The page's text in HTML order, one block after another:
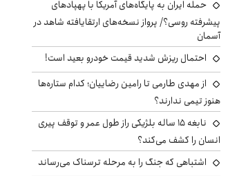
حمله ایران به پایگاه‌های آمریکا با پهپادهای
پیشرفته روسی؟/ پرواز نسخه‌های ارتقایافته شاهد در
آسمان
احتمال ریزش شدید قیمت خودرو بعید است!
از مهدی طارمی تا رامین رضاییان؛ کدام ستاره‌ها
هنوز تیمی ندارند؟
نابغه ۱۵ ساله بلژیکی راز طول عمر و توقف پیری
انسان را کشف می‌کند؟
اشتباهی که جنگ را به مرحله ترسناک می‌رساند